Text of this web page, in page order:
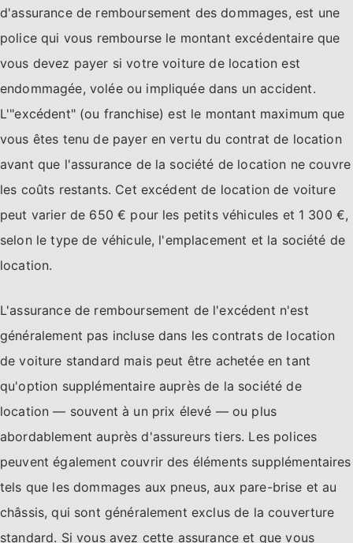
d'assurance de remboursement des dommages, est une
police qui vous rembourse le montant excédentaire que
vous devez payer si votre voiture de location est
endommagée, volée ou impliquée dans un accident.
L'"excédent" (ou franchise) est le montant maximum que
vous êtes tenu de payer en vertu du contrat de location
avant que l'assurance de la société de location ne couvre
les coûts restants. Cet excédent de location de voiture
peut varier de 650 € pour les petits véhicules et 1 300 €,
selon le type de véhicule, l'emplacement et la société de
location.
L'assurance de remboursement de l'excédent n'est
généralement pas incluse dans les contrats de location
de voiture standard mais peut être achetée en tant
qu'option supplémentaire auprès de la société de
location — souvent à un prix élevé — ou plus
abordablement auprès d'assureurs tiers. Les polices
peuvent également couvrir des éléments supplémentaires
tels que les dommages aux pneus, aux pare-brise et au
châssis, qui sont généralement exclus de la couverture
standard. Si vous avez cette assurance et que vous